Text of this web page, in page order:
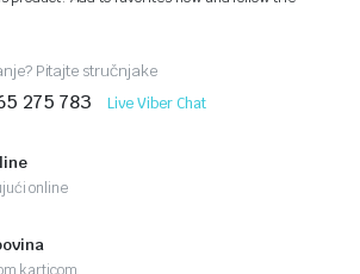
Pitajte stručnjake
275 783 Live Viber Chat
online